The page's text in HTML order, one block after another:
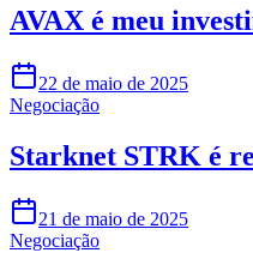
AVAX é meu
22 de maio de 2025
Negociação
Starknet STRK é
21 de maio de 2025
Negociação